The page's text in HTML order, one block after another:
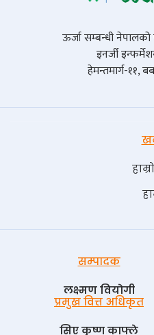
ऊर्जा सम्बन्धी
इनर्जी
हेमन्तमार्ग-११,
सम्पादक
लक्ष्मण वियोगी
प्रमुख वित्त अधिकृत
सिए कृष्ण काफ्ले